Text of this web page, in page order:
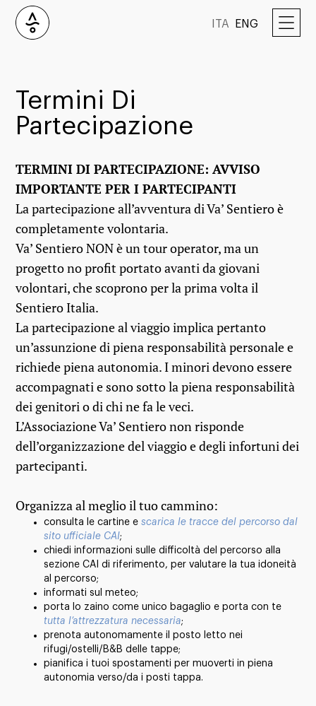
ITA ENG
Termini Di
Partecipazione
TERMINI DI PARTECIPAZIONE: AVVISO
IMPORTANTE PER I PARTECIPANTI
La partecipazione all’avventura di Va’ Sentiero è
completamente volontaria.
Va’ Sentiero NON è un tour operator, ma un
progetto no profit portato avanti da giovani
volontari, che scoprono per la prima volta il
Sentiero Italia.
La partecipazione al viaggio implica pertanto
un’assunzione di piena responsabilità personale e
richiede piena autonomia. I minori devono essere
accompagnati e sono sotto la piena responsabilità
dei genitori o di chi ne fa le veci.
L’Associazione Va’ Sentiero non risponde
dell’organizzazione del viaggio e degli infortuni dei
partecipanti.
Organizza al meglio il tuo cammino:
consulta le cartine escarica le tracce del percorso dal
sito ufficiale CAI;
chiedi informazioni sulle difficoltà del percorso alla
sezione CAI di riferimento, per valutare la tua idoneità
al percorso;
informati sul meteo;
porta lo zaino come unico bagaglio e porta con te
tutta l’attrezzatura necessaria;
prenota autonomamente il posto letto nei
rifugi/ostelli/B&B delle tappe;
pianifica i tuoi spostamenti per muoverti in piena
autonomia verso/da i posti tappa.